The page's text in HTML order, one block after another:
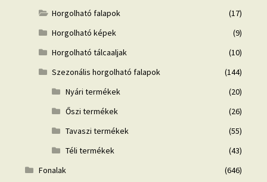
Horgolható falapok
(17)
Horgolható képek
(9)
Horgolható tálcaaljak
(10)
Szezonális horgolható falapok
(144)
Nyári termékek
(20)
Őszi termékek
(26)
Tavaszi termékek
(55)
Téli termékek
(43)
Fonalak
(646)